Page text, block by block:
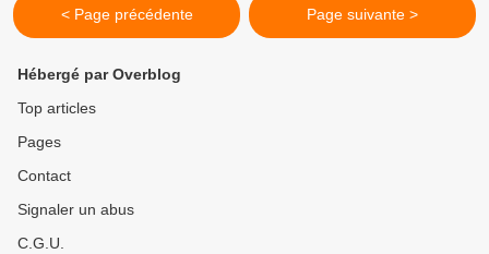
< Page précédente Page suivante >
Hébergé par Overblog
Top articles
Pages
Contact
Signaler un abus
C.G.U.